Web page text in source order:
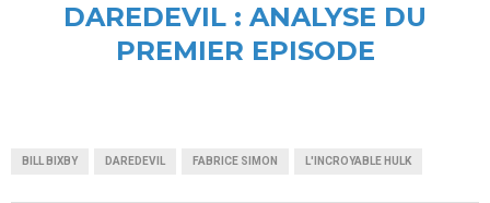
DAREDEVIL : ANALYSE DU
PREMIER EPISODE
BILL BIXBY DAREDEVIL FABRICE SIMON L'INCROYABLE HULK